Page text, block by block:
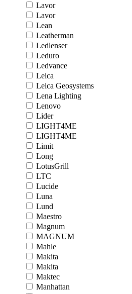
Lavor
Lavor
Lean
Leatherman
Ledlenser
Leduro
Ledvance
Leica
Leica Geosystems
Lena Lighting
Lenovo
Lider
LIGHT4ME
LIGHT4ME
Limit
Long
LotusGrill
LTC
Lucide
Luna
Lund
Maestro
Magnum
MAGNUM
Mahle
Makita
Makita
Maktec
Manhattan